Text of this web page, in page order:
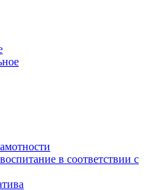
в соответствии с